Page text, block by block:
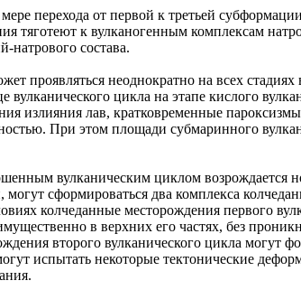
перехода от первой к третьей
тяготеют к вулканогенным комплексам
натрового состава.
проявляться неоднократно на всех
вулканического цикла на этапе кислого
излияния лав, кратковременные
При этом площади субмаринного
вулканическим циклом
сформироваться два комплекса
колчеданные месторождения первого
в верхних его частях, без
второго вулканического цикла могут
испытать некоторые тектонические